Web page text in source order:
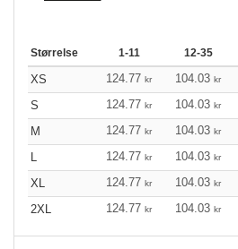
Størrelse 1-11 12-35
XS 124.77 kr 104.03 kr
S
124.77 kr 104.03 kr
M
124.77 kr 104.03 kr
L
124.77 kr 104.03 kr
XL
124.77 kr 104.03 kr
2XL
124.77 kr 104.03 kr